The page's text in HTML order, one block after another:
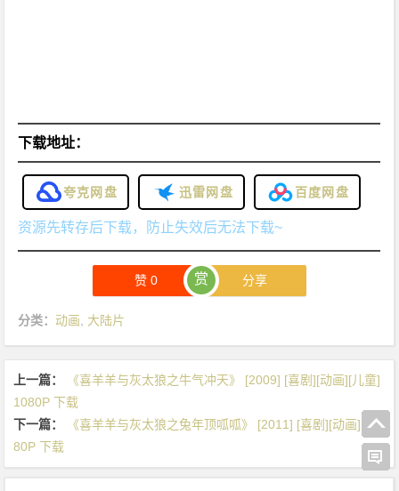
下载地址：
夸克网盘 迅雷网盘 百度网盘
资源先转存后下载，防止失效后无法下载~
赞0 赏 分享
分类：动画 大陆片
上一篇：
《喜羊羊与灰太狼之牛气冲天》 [2009] [喜剧][动画][儿童]
1080P 下载
下一篇：
《喜羊羊与灰太狼之兔年顶呱呱》 [2011] [喜剧][动画] 10
80P 下载